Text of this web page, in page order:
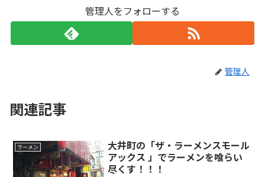
管理人をフォローする
管理人
関連記事
ラーメン
大井町の「ザ・ラーメンスモール
アックス 」でラーメンを喰らい
尽くす！！！